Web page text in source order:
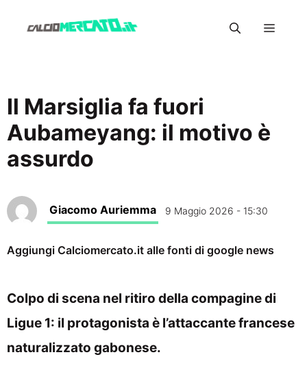
Menu
Il Marsiglia fa fuori
Aubameyang: il motivo è
assurdo
Giacomo Auriemma 9 Maggio 2026 - 15:30
Aggiungi Calciomercato.it alle fonti di google news
Colpo di scena nel ritiro della compagine di
Ligue 1: il protagonista è l’attaccante francese
naturalizzato gabonese.